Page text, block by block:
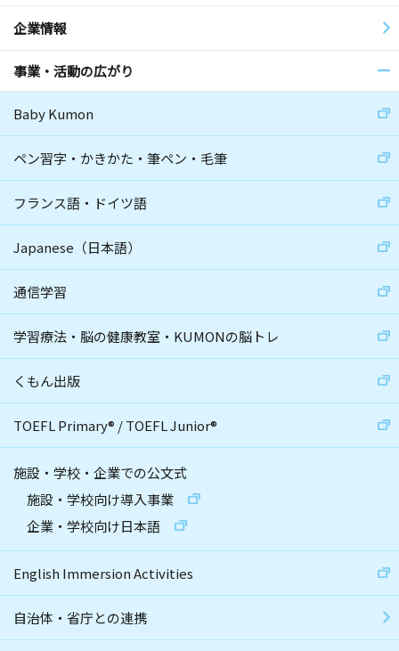
企業情報
事業・活動の広がり
Baby Kumon
ペン習字・かきかた・筆ペン・毛筆
フランス語・ドイツ語
Japanese（日本語）
通信学習
学習療法・脳の健康教室・KUMONの脳トレ
くもん出版
TOEFL Primary® /TOEFL Junior®
施設・学校・企業での公文式
施設・学校向け導入事業
企業・学校向け日本語
English Immersion Activities
自治体・省庁との連携